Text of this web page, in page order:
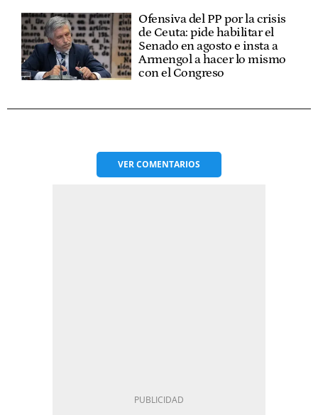
Ofensiva del PP por la crisis
de Ceuta: pide habilitar el
Senado en agosto e insta a
Armengol a hacer lo mismo
con el Congreso
VERCOMENTARIOS